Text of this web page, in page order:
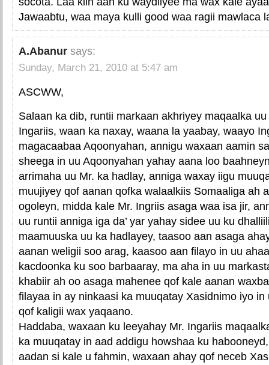
Jawaabtu, waa maya kulli good waa ragii mawlaca
A.Abanur says:
Sunday, March 21, 2010 at 5:47 am
ASCWW,
Salaan ka dib, runtii markaan akhriyey maqaalka
Ingariis, waan ka naxay, waana la yaabay, waayo
magacaabaa Aqoonyahan, annigu waxaan aamin
sheega in uu Aqoonyahan yahay aana loo
arrimaha uu Mr. ka hadlay, anniga waxay iigu
muujiyey qof aanan qofka walaalkiis Somaaliga ah
ogoleyn, midda kale Mr. Ingriis asaga waa isa jir,
uu runtii anniga iga da’ yar yahay sidee uu ku
maamuuska uu ka hadlayey, taasoo aan asaga
aanan weligii soo arag, kaasoo aan filayo in uu
kacdoonka ku soo barbaaray, ma aha in uu
khabiir ah oo asaga mahenee qof kale aanan
filayaa in ay ninkaasi ka muuqatay Xasidnimo iyo
qof kaligii wax yaqaano.
Haddaba, waxaan ku leeyahay Mr. Ingariis
ka muuqatay in aad addigu howshaa ku
aadan si kale u fahmin, waxaan ahay qof neceb